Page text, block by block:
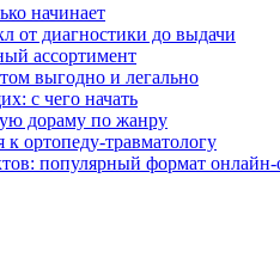
начинает
от диагностики до выдачи
ассортимент
выгодно и легально
с чего начать
дораму по жанру
ортопеду-травматологу
популярный формат онлайн-